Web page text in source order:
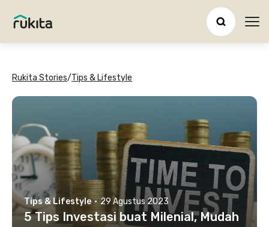
Rukita Stories/Tips & Lifestyle
Tips & Lifestyle · 29 Agustus 2023
5 Tips Investasi buat Milenial, Mudah